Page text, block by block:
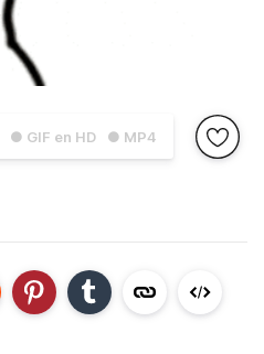
● GIF en HD ● MP4